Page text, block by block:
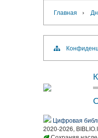
Главная ›
Цифровая
2020-2026,